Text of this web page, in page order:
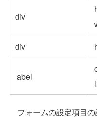
div
div
label
フォームの設定項目の